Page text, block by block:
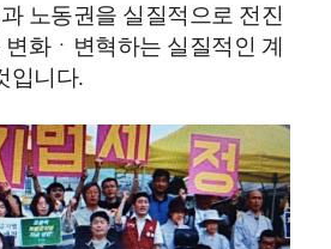
노동권을 실질적으로 전진
화ㆍ변혁하는 실질적인 계
입니다.